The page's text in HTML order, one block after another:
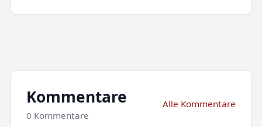
Kommentare
0 Kommentare
Alle Kommentare